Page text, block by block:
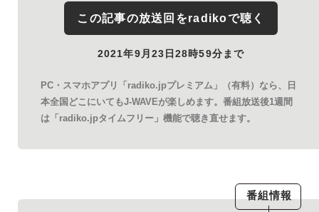
この記事の放送回をradikoで聴く
2021年9月23日28時59分まで
PC・スマホアプリ「radiko.jpプレミアム」（有料）なら、日
本全国どこにいてもJ-WAVEが楽しめます。番組放送後1週間
は「radiko.jpタイムフリー」機能で聴き直せます。
番組情報